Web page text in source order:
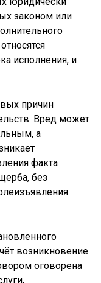
законом или
исполнения, и
причин
Вред может
а
факта
без
возникновение
оговорена